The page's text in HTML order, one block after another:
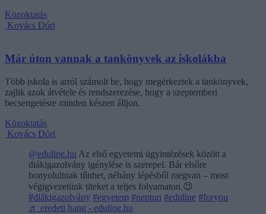
Közoktatás
Kovács Dóri
Már úton vannak a tankönyvek az iskolákba
Több iskola is arról számolt be, hogy megérkeztek a tankönyvek,
zajlik azok átvétele és rendszerezése, hogy a szeptemberi
becsengetésre minden készen álljon.
Közoktatás
Kovács Dóri
@eduline.hu Az első egyetemi ügyintézések között a
diákigazolvány igénylése is szerepel. Bár elsőre
bonyolultnak tűnhet, néhány lépésből megvan – most
végigvezetünk titeket a teljes folyamaton.😉
#diákigazolvány #egyetem #neptun #eduline #foryou
♬ eredeti hang - eduline.hu